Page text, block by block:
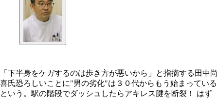
「下半身をケガするのは歩き方が悪いから」と指摘する田中尚
喜氏恐ろしいことに"男の劣化"は３０代からもう始まっている
という。駅の階段でダッシュしたらアキレス腱を断裂！ はず